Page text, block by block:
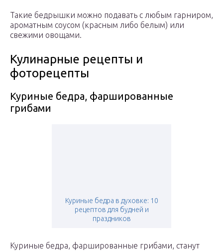
Такие бедрышки можно подавать с любым гарниром,
ароматным соусом (красным либо белым) или
свежими овощами.
Кулинарные рецепты и
фоторецепты
Куриные бедра, фаршированные
грибами
Куриные бедра в духовке: 10
рецептов для будней и
праздников
Куриные бедра, фаршированные грибами, станут